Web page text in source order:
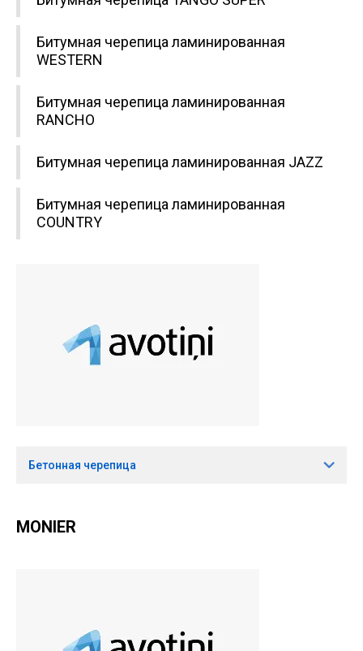
Битумная черепица ламинированная
WESTERN
Битумная черепица ламинированная
RANCHO
Битумная черепица ламинированная JAZZ
Битумная черепица ламинированная
COUNTRY
Бетонная черепица
MONIER